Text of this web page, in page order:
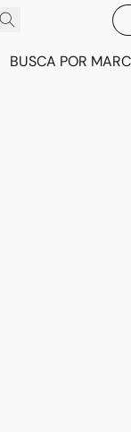
BUSCA POR